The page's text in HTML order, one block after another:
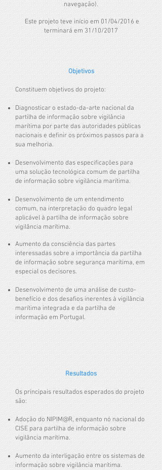
navegação).
Este projeto teve início em 01/04/2016 e
terminará em 31/10/2017
Objetivos
Constituem objetivos do projeto:
Diagnosticar o estado-da-arte nacional da
partilha de informação sobre vigilância
marítima por parte das autoridades públicas
nacionais e definir os próximos passos para a
sua melhoria.
Desenvolvimento das especificações para
uma solução tecnológica comum de partilha
de informação sobre vigilância marítima.
Desenvolvimento de um entendimento
comum, na interpretação do quadro legal
aplicável à partilha de informação sobre
vigilância marítima.
Aumento da consciência das partes
interessadas sobre a importância da partilha
de informação sobre segurança marítima, em
especial os decisores.
Desenvolvimento de uma análise de custo-
benefício e dos desafios inerentes à vigilância
marítima integrada e da partilha de
informação em Portugal.
Resultados
Os principais resultados esperados do projeto
são:
Adoção do NIPIM@R, enquanto nó nacional do
CISE para partilha de informação sobre
vigilância marítima.
Aumento da interligação entre os sistemas de
informação sobre vigilância marítima.